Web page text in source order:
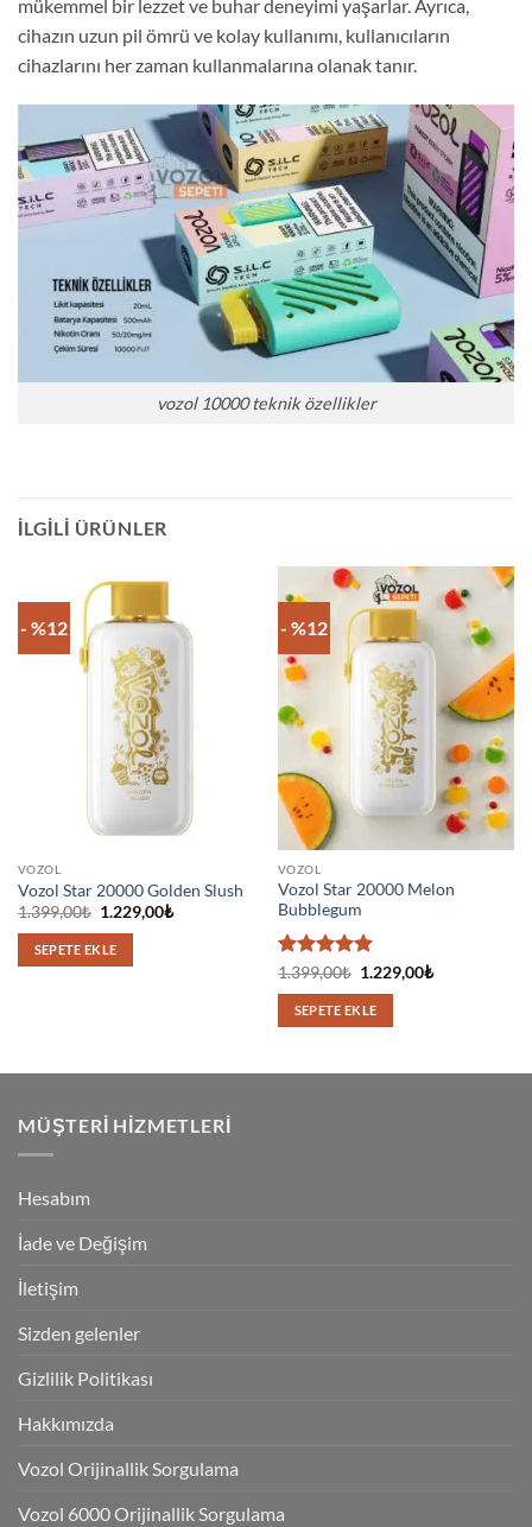
mükemmel bir lezzet ve buhar deneyimi yaşarlar. Ayrıca,
cihazın uzun pil ömrü ve kolay kullanımı, kullanıcıların
cihazlarını her zaman kullanmalarına olanak tanır.
vozol 10000 teknik özellikler
İLGILI ÜRÜNLER
- %12
VOZOL
Vozol Star 20000 Golden Slush
1.399,00₺ Orijinal
1.399,00₺.
1.229,00₺Şu
SEPETE EKLE
- %12
VOZOL
Vozol Star 20000 Melon
Bubblegum
5 üzerinden
5oy aldı
1.399,00₺ Orijinal
1.399,00₺.
1.229,00₺Şu
SEPETE EKLE
MÜŞTERI HIZMETLERI
Hesabım
İade ve Değişim
İletişim
Sizden gelenler
Gizlilik Politikası
Hakkımızda
Vozol Orijinallik Sorgulama
Vozol 6000 Orijinallik Sorgulama